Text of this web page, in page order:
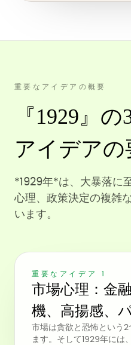
重要なアイデアの概要
『1929』
アイデアの
*1929年*は、大暴落に
心理、政策決定の複雑
います。
重要なアイデア 1
市場心理：金
機、高揚感、
市場は貪欲と恐怖という
ます。そして1929年には